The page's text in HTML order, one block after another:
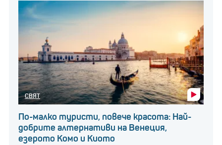
СВЯТ
По-малко туристи, повече красота: Най-
добрите алтернативи на Венеция,
езерото Комо и Киото